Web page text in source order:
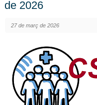
de 2026
27 de març de 2026